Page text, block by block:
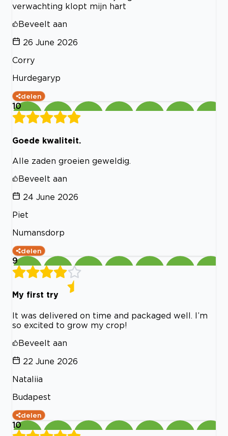
verwachting klopt mijn hart
Beveelt aan
26 June 2026
Corry
Hurdegaryp
delen
10
Goede kwaliteit.
Alle zaden groeien geweldig.
Beveelt aan
24 June 2026
Piet
Numansdorp
delen
9
My first try
It was delivered on time and packaged well. I’m
so excited to grow my crop!
Beveelt aan
22 June 2026
Nataliia
Budapest
delen
10